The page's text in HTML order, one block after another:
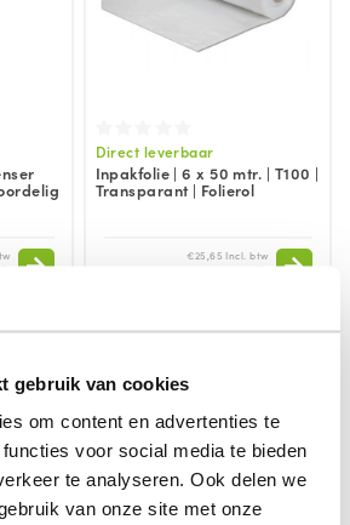
gebruik van cookies
om content en advertenties te
voor social media te bieden
te analyseren. Ook delen we
van onze site met onze
Direct leverbaar
Inpakfolie | 6 x 50 mtr. | T100 |
Transparant | Folierol
€25,65 Incl. btw
€21,20